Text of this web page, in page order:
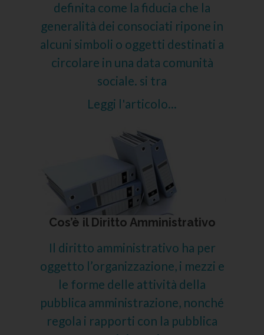
definita come la fiducia che la
generalità dei consociati ripone in
alcuni simboli o oggetti destinati a
circolare in una data comunità
sociale. si tra
Leggi l'articolo...
Cos’è il Diritto Amministrativo
Il diritto amministrativo ha per
oggetto l’organizzazione, i mezzi e
le forme delle attività della
pubblica amministrazione, nonché
regola i rapporti con la pubblica